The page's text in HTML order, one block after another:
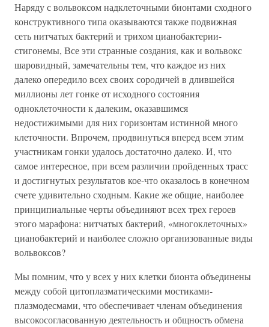
Наряду с вольвоксом надклеточными бионтами сходного
конструктивного типа оказываются также подвижная
сеть нитчатых бактерий и трихом цианобактерии-
стигонемы, Все эти странные создания, как и вольвокс
шаровидный, замечательны тем, что каждое из них
далеко опередило всех своих сородичей в длившейся
миллионы лет гонке от исходного состояния
одноклеточности к далеким, оказавшимся
недостижимыми для них горизонтам истинной много
клеточности. Впрочем, продвинуться вперед всем этим
участникам гонки удалось достаточно далеко. И, что
самое интересное, при всем различии пройденных трасс
и достигнутых результатов кое-что оказалось в конечном
счете удивительно сходным. Какие же общие, наиболее
принципиальные черты объединяют всех трех героев
этого марафона: нитчатых бактерий, «многоклеточных»
цианобактерий и наиболее сложно организованные виды
вольвоксов?
Мы помним, что у всех у них клетки бионта объединены
между собой цитоплазматическими мостиками-
плазмодесмами, что обеспечивает членам объединения
высокосогласованную деятельность и общность обмена